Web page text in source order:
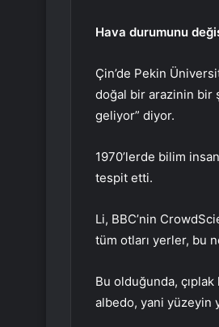
Hava durumunu
Çin’de Pekin
doğal bir arazinin bir
geliyor” diyor.
1970’lerde bilim
tespit etti.
Li, BBC’nin
tüm otları yerler, bu
Bu olduğunda, çıplak
albedo, yani yüzeyin